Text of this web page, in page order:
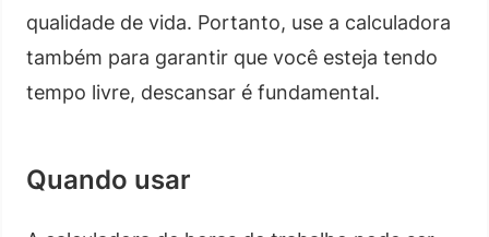
qualidade de vida. Portanto, use a calculadora
também para garantir que você esteja tendo
tempo livre, descansar é fundamental.
Quando usar